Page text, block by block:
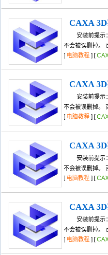
CAXA
安装前提示：
不会被误删掉。
[ 电脑教程 ] [
CAXA
安装前提示：
不会被误删掉。
[ 电脑教程 ] [
CAXA
安装前提示：
不会被误删掉。
[ 电脑教程 ] [
CAXA
安装前提示：
不会被误删掉。
[ 电脑教程 ] [